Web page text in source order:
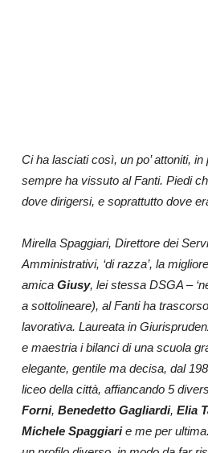
Ci ha lasciati così, un po’ attoniti,
sempre ha vissuto al Fanti. Piedi
dove dirigersi, e soprattutto dove
Mirella Spaggiari, Direttore dei
Amministrativi, ‘di razza’, la
amica Giusy, lei stessa DSGA –
a sottolineare), al Fanti ha
lavorativa. Laureata in
e maestria i bilanci di una scuola
elegante, gentile ma decisa, dal
liceo della città, affiancando 5
Forni, Benedetto Gagliardi, Elia
Michele Spaggiarie me per